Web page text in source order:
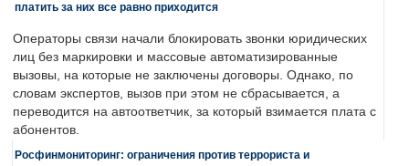
платить за них все равно приходится
Операторы связи начали блокировать звонки юридических
лиц без маркировки и массовые автоматизированные
вызовы, на которые не заключены договоры. Однако, по
словам экспертов, вызов при этом не сбрасывается, а
переводится на автоответчик, за который взимается плата с
абонентов.
Росфинмониторинг: ограничения против террориста и